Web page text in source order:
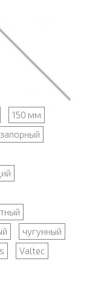
150 мм
запорный
чугунный
Valtec